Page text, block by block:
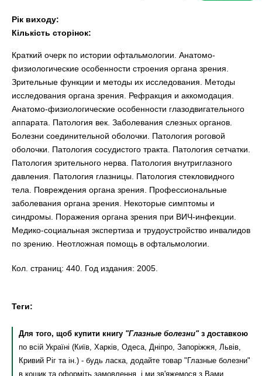
Рік виходу:
Кількість сторінок:
Краткий очерк по истории офтальмологии. Анатомо-
физиологические особенности строения органа зрения.
Зрительные функции и методы их исследования. Методы
исследования органа зрения. Рефракция и аккомодация.
Анатомо-физиологические особенности глазодвигательного
аппарата. Патология век. Заболевания слезных органов.
Болезни соединительной оболочки. Патология роговой
оболочки. Патология сосудистого тракта. Патология сетчатки.
Патология зрительного нерва. Патология внутриглазного
давления. Патология глазницы. Патология стекловидного
тела. Повреждения органа зрения. Профессиональные
заболевания органа зрения. Некоторые симптомы и
синдромы. Поражения органа зрения при ВИЧ-инфекции.
Медико-социальная экспертиза и трудоустройство инвалидов
по зрению. Неотложная помощь в офтальмологии.
Кол. страниц: 440. Год издания: 2005.
Теги:
Для того, щоб купити книгу "Глазные болезни"з доставкою
по всій Україні (Київ, Харків, Одеса, Дніпро, Запоріжжя, Львів,
Кривий Ріг та ін.) - будь ласка, додайте товар "Глазные болезни"
в кошик та оформіть замовлення, і ми зв'яжемося з Вами